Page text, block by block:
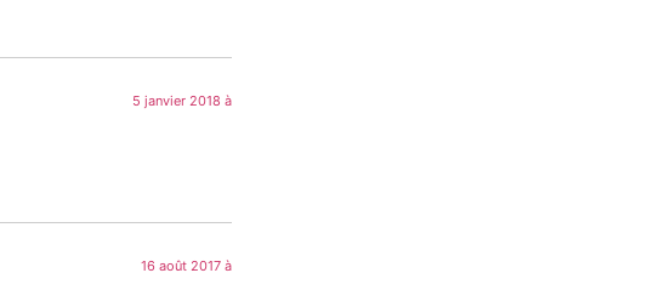
5 janvier 2018 à
16 août 2017 à